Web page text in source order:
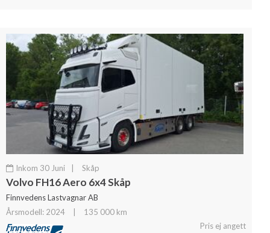
Inkom 30 Juni Skåp
Volvo FH16 Aero 6x4 Skåp
Finnvedens Lastvagnar AB
Årsmodell: 2024
135 000 km
Pris ej angett